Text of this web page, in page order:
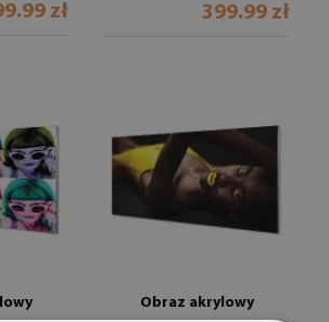
zł 399.99 zł
Obraz akrylowy